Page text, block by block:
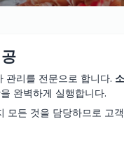
관리를 전문으로 합니다.
완벽하게 실행합니다.
모든 것을 담당하므로 고